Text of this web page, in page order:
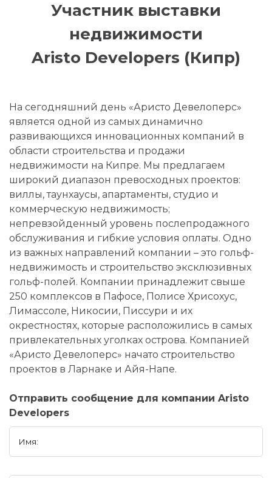
Участник выставки
недвижимости
Aristo Developers (Кипр)
На сегодняшний день «Аристо Девелоперс»
является одной из самых динамично
развивающихся инновационных компаний в
области строительства и продажи
недвижимости на Кипре. Мы предлагаем
широкий диапазон превосходных проектов:
виллы, таунхаусы, апартаменты, студио и
коммерческую недвижимость;
непревзойденный уровень послепродажного
обслуживания и гибкие условия оплаты. Одно
из важных направлений компании – это гольф-
недвижимость и строительство эксклюзивных
гольф-полей. Компании принадлежит свыше
250 комплексов в Пафосе, Полисе Хрисохус,
Лимассоле, Никосии, Писсури и их
окрестностях, которые расположились в самых
привлекательных уголках острова. Компанией
«Аристо Девелоперс» начато строительство
проектов в Ларнаке и Айя-Напе.
Отправить сообщение для компании Aristo
Developers
Имя: